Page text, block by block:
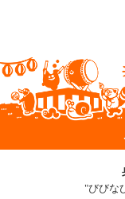
"びびな